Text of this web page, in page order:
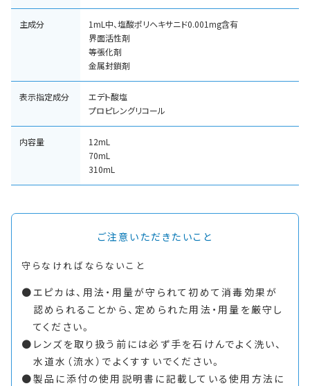
主成分
1mL中、塩酸ポリヘキサニド0.001mg含有
界面活性剤
等張化剤
金属封鎖剤
表示指定成分
エデト酸塩
プロピレングリコール
内容量
12mL
70mL
310mL
ご注意いただきたいこと
守らなければならないこと
エピカは、用法・用量が守られて初めて消毒効果が
認められることから、定められた用法・用量を厳守し
てください。
レンズを取り扱う前には必ず手を石けんでよく洗い、
水道水（流水）でよくすすいでください。
製品に添付の使用説明書に記載している使用方法に